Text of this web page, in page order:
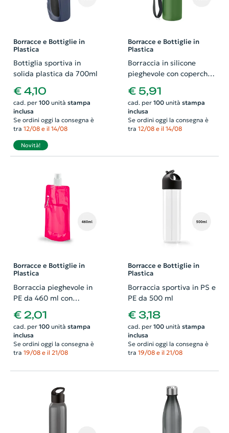
Borracce e Bottiglie in
Plastica
Bottiglia sportiva in
solida plastica da 700ml
€ 4,10
cad. per 100unità stampa
inclusa
Se ordini oggi la consegna è
tra 12/08 e il 14/08
Novità!
Borracce e Bottiglie in
Plastica
Borraccia in silicone
pieghevole con coperchio
€ 5,91
cad. per 100unità stampa
inclusa
Se ordini oggi la consegna è
tra 12/08 e il 14/08
Borracce e Bottiglie in
Plastica
Borraccia pieghevole in
PE da 460 ml con
moschettone
€ 2,01
cad. per 100unità stampa
inclusa
Se ordini oggi la consegna è
tra 19/08 e il 21/08
Borracce e Bottiglie in
Plastica
Borraccia sportiva in PS e
PE da 500 ml
€ 3,18
cad. per 100unità stampa
inclusa
Se ordini oggi la consegna è
tra 19/08 e il 21/08